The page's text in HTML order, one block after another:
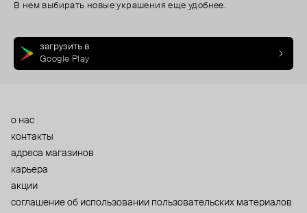
В нем выбирать новые украшения еще удобнее.
загрузить в
Google Play
о нас
контакты
адреса магазинов
карьера
акции
cоглашение об использовании пользовательских материалов